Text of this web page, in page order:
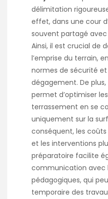
délimitation
effet, dans une cour
souvent partagé avec
Ainsi, il est crucial de
l’emprise du terrain,
normes de sécurité et
dégagement. De
permet d’optimiser
terrassement en se
uniquement sur la
conséquent, les
et les interventions
préparatoire facilite
communication avec
pédagogiques, qui
temporaire des